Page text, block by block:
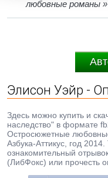
любовные романы
Элисон Уэйр -
Здесь можно купить и
наследство" в формате
Остросюжетные
Азбука-Аттикус, год
ознакомительный
(ЛибФокс) или прочесть